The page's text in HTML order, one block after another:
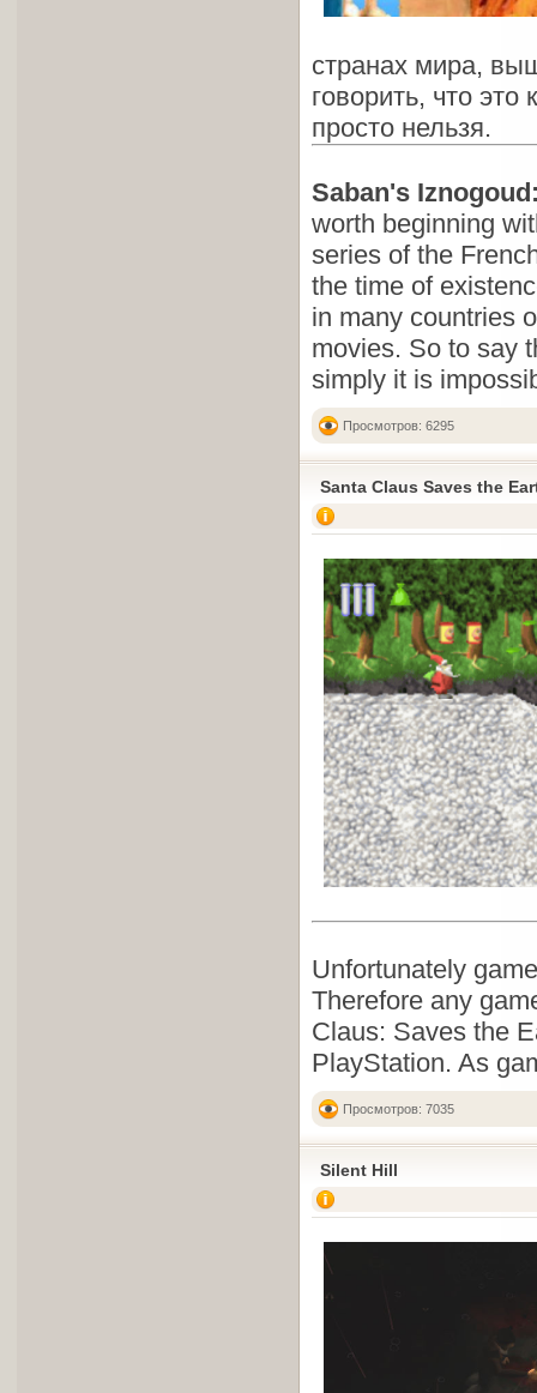
странах мира,
говорить, что
просто нельзя.
Saban's
worth beginning
series of the
the time of
in many countries
movies. So to say
simply it is
Просмотров: 6295
Santa Claus Saves the
Unfortunately
Therefore any
Claus: Saves the
PlayStation. As
Просмотров: 7035
Silent Hill